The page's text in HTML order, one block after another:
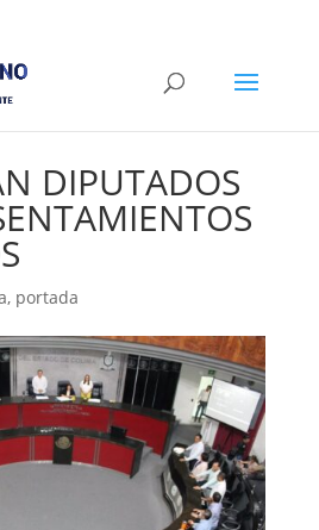
DIPUTADOS
, portada